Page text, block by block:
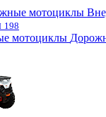
198